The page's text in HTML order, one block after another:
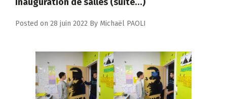
Posted on 28 juin 2022 By Michaël PAOLI